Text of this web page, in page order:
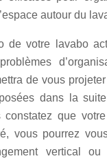
autour du
de votre lavabo
de vous
dans la
constatez que
vous pourrez
vertical ou